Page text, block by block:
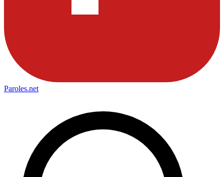
Paroles.net